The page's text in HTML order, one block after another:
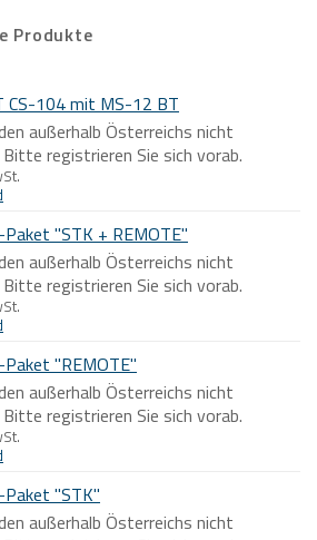
Produkte
CS-104 mit MS-12 BT
außerhalb Österreichs nicht
registrieren Sie sich vorab.
"STK + REMOTE"
außerhalb Österreichs nicht
registrieren Sie sich vorab.
"REMOTE"
außerhalb Österreichs nicht
registrieren Sie sich vorab.
"STK"
außerhalb Österreichs nicht